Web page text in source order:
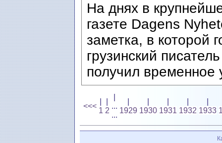
На днях в
газете Dagens
заметка, в которой
грузинский
получил
<<<
1 2
...
...
1929 1930 1931 1932 1933